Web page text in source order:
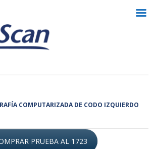
COMPUTARIZADA DE CODO IZQUIERDO
PRUEBA AL 1723